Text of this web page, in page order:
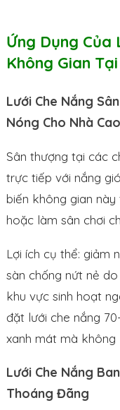
Ứng Dụng Của
Không Gian
Lưới Che Nắng
Nóng Cho Nhà
Sân thượng tại các
trực tiếp với nắng
biến không gian
hoặc làm sân chơi
Lợi ích cụ thể: giảm
sàn chống nứt nẻ
khu vực sinh hoạt
đặt lưới che nắng
xanh mát mà không
Lưới Che Nắng
Thoáng Đãng